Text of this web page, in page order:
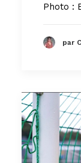
Photo :
par